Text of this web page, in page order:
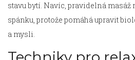
stavu bytí. Navíc, pravidelná
spánku, protože pomáhá upravit
a mysli.